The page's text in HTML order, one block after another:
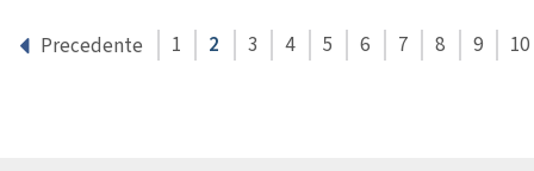
Precedente 1 2 3 4 5 6 7 8 9 10